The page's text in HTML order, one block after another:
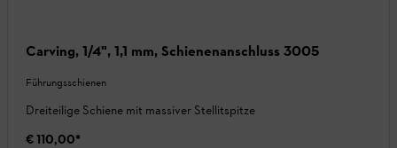
Carving, 1/4", 1,1 mm, Schienenanschluss 3005
Führungsschienen
Dreiteilige Schiene mit massiver Stellitspitze
€ 110,00*